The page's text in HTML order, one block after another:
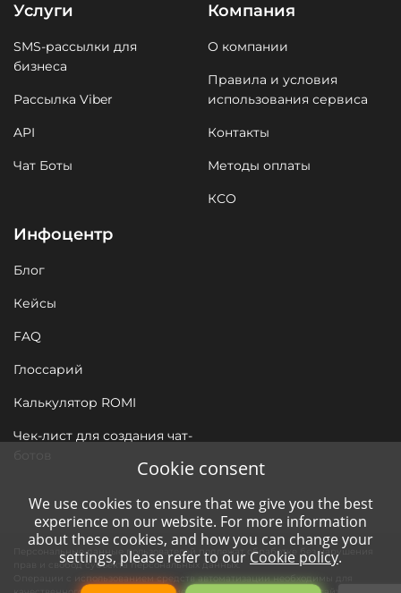
Услуги
SMS-рассылки для
бизнеса
Рассылка Viber
API
Чат Боты
Компания
О компании
Правила и условия
использования сервиса
Контакты
Методы оплаты
КСО
Инфоцентр
Блог
Кейсы
FAQ
Глоссарий
Калькулятор ROMI
Чек-лист для создания чат-
Персональные данные пользователей подлежат обработке без нарушения
прав и свобод субъекта персональных данных.
Операции с использованием средств автоматизации необходимы для
Cookie consent
We use cookies to ensure that we give you the best
experience on our website. For more information
about these cookies, and how you can change your
settings, please refer to our Cookie policy.